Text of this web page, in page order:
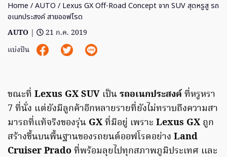
Home /AUTO / Lexus GX Off-Road Concept จาก SUV สุดหรูสู รถ
อเนกประสงค์ สายออฟโรด
AUTO |
21 ก.ค. 2019
แบ่งปัน
ขณะที่ Lexus GX SUV เป็นรถอเนกประสงค์ที่หรูหรา
7 ที่นั่ง แต่ยังมีลูกค้าอีกหลายรายที่ยังไม่ทราบถึงความสา
มารถที่เเท้จริงของรุ่น GXที่มีอยู่ เพราะ Lexus GX ถูก
สร้างขึ้นบนพื้นฐานของรถยนต์ออฟโรดอย่าง Land
Cruiser Pradoที่พร้อมลุยไปทุกสภาพภูมิประเทศ เเละ